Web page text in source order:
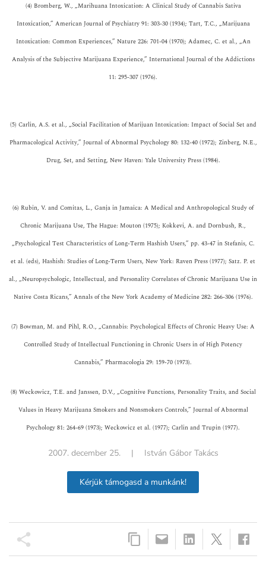
(4) Bromberg, W., „Marihuana Intoxication: A Clinical Study of Cannabis Sativa
Intoxication,” American Journal of Psychiatry 91: 303-30 (1934); Tart, T.C., „Marijuana
Intoxication: Common Experiences,” Nature 226: 701-04 (1970); Adamec, C. et al., „An
Analysis of the Subjective Marijuana Experience,” International Journal of the Addictions
11: 295-307 (1976).
(5) Carlin, A.S. et al., „Social Facilitation of Marijuan Intoxication: Impact of Social Set and
Pharmacological Activity,” Journal of Abnormal Psychology 80: 132-40 (1972); Zinberg, N.E.,
Drug, Set, and Setting, New Haven: Yale University Press (1984).
(6) Rubin, V. and Comitas, L., Ganja in Jamaica: A Medical and Anthropological Study of
Chronic Marijuana Use, The Hague: Mouton (1975); Kokkevi, A. and Dornbush, R.,
„Psychological Test Characteristics of Long-Term Hashish Users,” pp. 43-47 in Stefanis, C.
et al. (eds), Hashish: Studies of Long-Term Users, New York: Raven Press (1977); Satz. P. et
al., „Neuropsychologic, Intellectual, and Personality Correlates of Chronic Marijuana Use in
Native Costa Ricans,” Annals of the New York Academy of Medicine 282: 266-306 (1976).
(7) Bowman, M. and Pihl, R.O., „Cannabis: Psychological Effects of Chronic Heavy Use: A
Controlled Study of Intellectual Functioning in Chronic Users in of High Potency
Cannabis,” Pharmacologia 29: 159-70 (1973).
(8) Weckowicz, T.E. and Janssen, D.V., „Cognitive Functions, Personality Traits, and Social
Values in Heavy Marijuana Smokers and Nonsmokers Controls,” Journal of Abnormal
Psychology 81: 264-69 (1973); Weckowicz et al. (1977); Carlin and Trupin (1977).
2007. december 25.| István Gábor Takács
Kérjük támogasd a munkánk!